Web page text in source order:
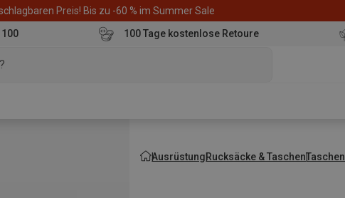
Preis! Bis zu -60 % im Summer Sale
100 Tage kostenlose Retoure
AusrüstungRucksäcke & TaschenTaschen